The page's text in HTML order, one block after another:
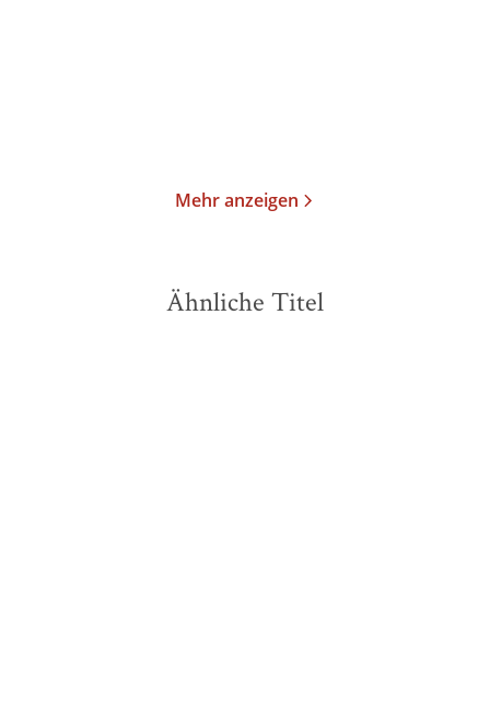
Mehr anzeigen
Ähnliche Titel